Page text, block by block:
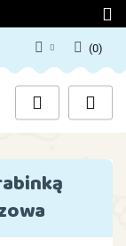
Zaloguj się
konto
cookies
(0)